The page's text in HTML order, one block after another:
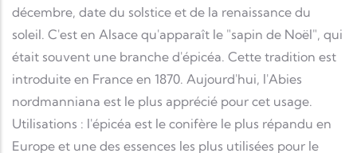
décembre, date du solstice et de la renaissance du
soleil. C'est en Alsace qu'apparaît le "sapin de Noël", qui
était souvent une branche d'épicéa. Cette tradition est
introduite en France en 1870. Aujourd'hui, l'Abies
nordmanniana est le plus apprécié pour cet usage.
Utilisations : l'épicéa est le conifère le plus répandu en
Europe et une des essences les plus utilisées pour le